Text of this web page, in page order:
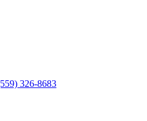
326-8683